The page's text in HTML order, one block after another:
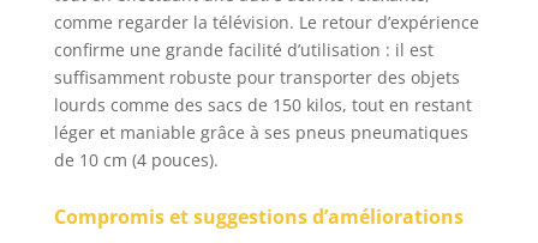
des chocs et la
réduction du bruit du
chariot sont toutes
déterminées par les
roues. Les pneus
pneumatiques ont une
chocs et une réduction
comme regarder la télévision. Le retour d’expérience
confirme une grande facilité d’utilisation : il est
suffisamment robuste pour transporter des objets
lourds comme des sacs de 150 kilos, tout en restant
léger et maniable grâce à ses pneus pneumatiques
de 10 cm (4 pouces).
Compromis et suggestions d’améliorations